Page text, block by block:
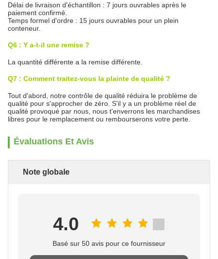
Délai de livraison d'échantillon : 7 jours ouvrables après le
paiement confirmé.
Temps formel d'ordre : 15 jours ouvrables pour un plein
conteneur.
Q6 : Y a-t-il une remise ?
La quantité différente a la remise différente.
Q7 : Comment traitez-vous la plainte de qualité ?
Tout d'abord, notre contrôle de qualité réduira le problème de
qualité pour s'approcher de zéro. S'il y a un problème réel de
qualité provoqué par nous, nous t'enverrons les marchandises
libres pour le remplacement ou rembourserons votre perte.
Évaluations Et Avis
Note globale
4.0
Basé sur 50 avis pour ce fournisseur